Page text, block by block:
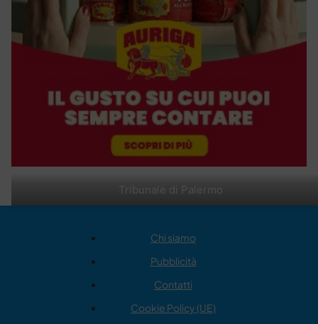
Tribunale di Palermo
Chi siamo
Pubblicità
Contatti
Cookie Policy (UE)